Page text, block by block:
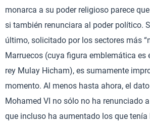
monarca a su poder religioso parece
si también renunciara al poder político.
último, solicitado por los sectores más
Marruecos (cuya figura emblemática es
rey Mulay Hicham), es sumamente
momento. Al menos hasta ahora, el
Mohamed VI no sólo no ha renunciado
que incluso ha aumentado los que tenía